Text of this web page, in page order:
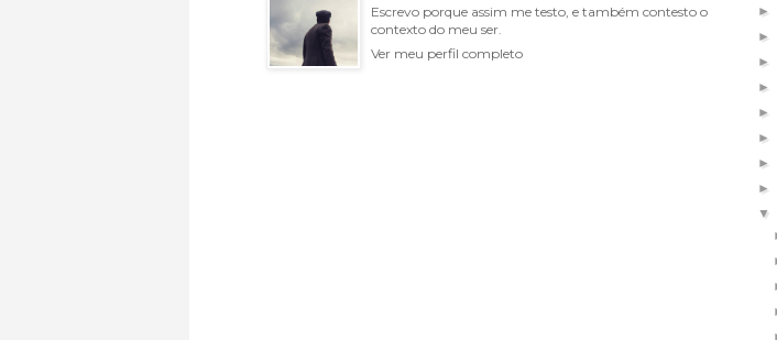
Escrevo porque assim me testo, e também contesto o
contexto do meu ser.
Ver meu perfil completo
►
►
►
►
►
►
►
►
▼